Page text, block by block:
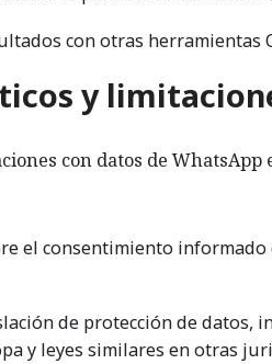
con otras
y
con datos de
el consentimiento
de protección de datos,
y leyes similares en otras